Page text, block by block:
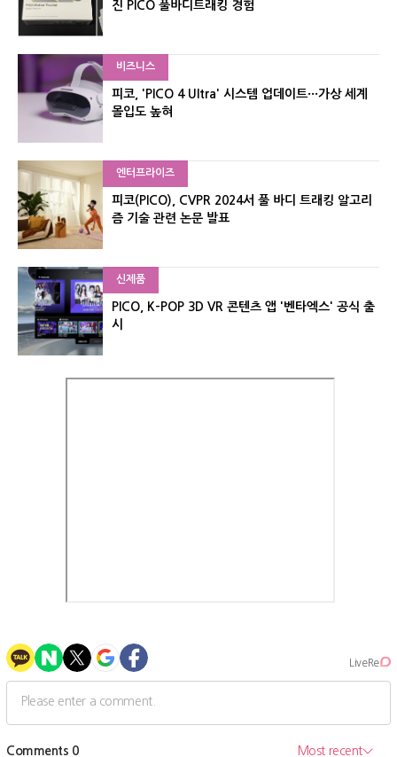
진 PICO 풀바디트래킹 경험
비즈니스
피코, 'PICO 4 Ultra' 시스템 업데이트···가상 세계
몰입도 높혀
엔터프라이즈
피코(PICO), CVPR 2024서 풀 바디 트래킹 알고리
즘 기술 관련 논문 발표
신제품
PICO, K-POP 3D VR 콘텐츠 앱 '벤타엑스' 공식 출
시